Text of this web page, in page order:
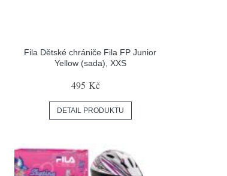
Fila Dětské chrániče Fila FP Junior
Yellow (sada), XXS
495 Kč
DETAIL PRODUKTU